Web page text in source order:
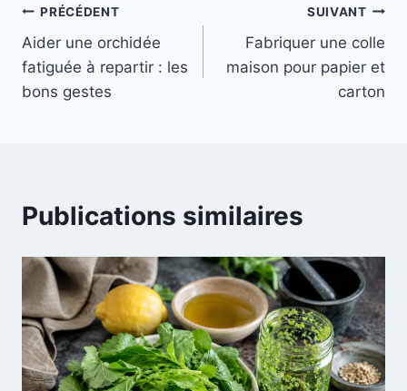
Navigation
de
l’article
PRÉCÉDENT
Aider une orchidée
fatiguée à repartir : les
bons gestes
SUIVANT
Fabriquer une colle
maison pour papier et
carton
Publications similaires